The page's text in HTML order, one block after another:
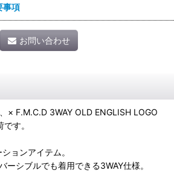
事項
お問い合わせ
× F.M.C.D 3WAY OLD ENGLISH LOGO
す。
ョンアイテム。
ーシブルでも着用できる3WAY仕様。